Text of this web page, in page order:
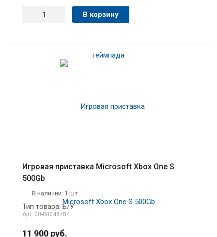
В корзину
Игровая приставка Microsoft Xbox One S
500Gb
В наличии: 1 шт.
Тип товара: Б/У
Арт. 00-00048784
11 900 руб.